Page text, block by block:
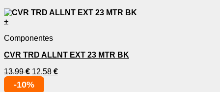
+
Componentes
CVR TRD ALLNT EXT 23 MTR BK
13,99€ 12,58 €
-10%